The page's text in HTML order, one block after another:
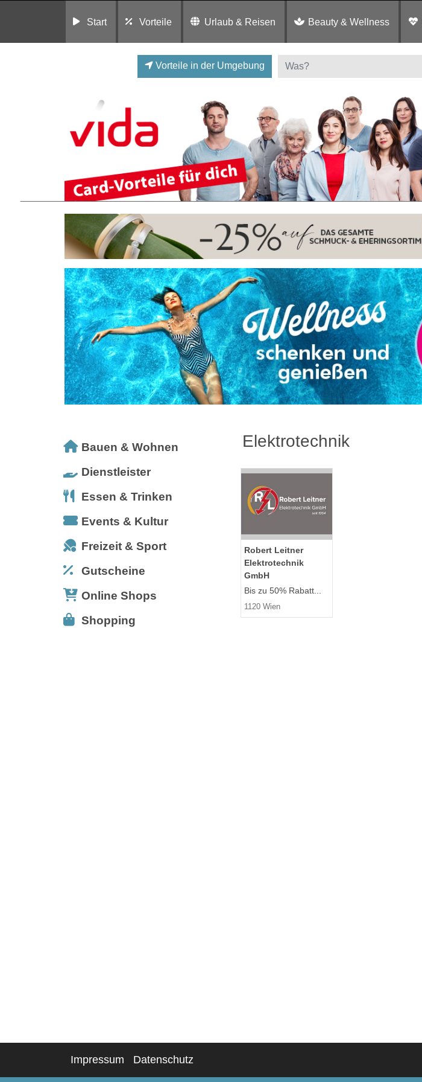
Start Vorteile Urlaub & Reisen Beauty & Wellness
Vorteile in der Umgebung
Bauen & Wohnen
Dienstleister
Essen & Trinken
Events & Kultur
Freizeit & Sport
Gutscheine
Online Shops
Shopping
Elektrotechnik
Robert Leitner
Elektrotechnik
GmbH
Bis zu 50% Rabatt...
1120 Wien
Impressum Datenschutz